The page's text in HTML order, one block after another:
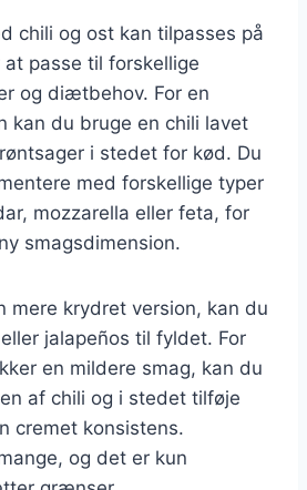
chili og ost kan tilpasses på
passe til forskellige
og diætbehov. For en
kan du bruge en chili lavet
i stedet for kød. Du
med forskellige typer
mozzarella eller feta, for
smagsdimension.
mere krydret version, kan du
jalapeños til fyldet. For
en mildere smag, kan du
af chili og i stedet tilføje
cremet konsistens.
og det er kun